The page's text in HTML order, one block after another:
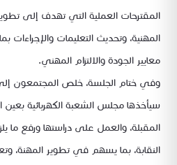
المقترحات العملية التي تهدف إلى
المهنية، وتحديث التعليمات والإجراءات
معايير الجودة والالتزام المهني.
وفي ختام الجلسة، خلص المجتمعون
سيأخذها مجلس الشعبة الكهربائية
المقبلة، والعمل على دراستها ورفع ما
النقابة، بما يسهم في تطوير المهنة،